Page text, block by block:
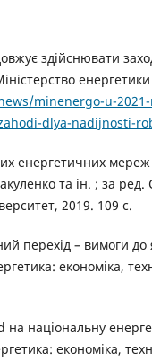
здійснювати
minenergo-u-
dlya-nadijnosti-
енергетичних
та ін. ; за
2019. 109 с.
перехід – вимоги до
економіка,
на національну
економіка,